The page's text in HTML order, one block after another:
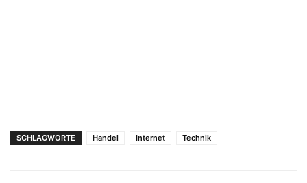
SCHLAGWORTE Handel Internet Technik